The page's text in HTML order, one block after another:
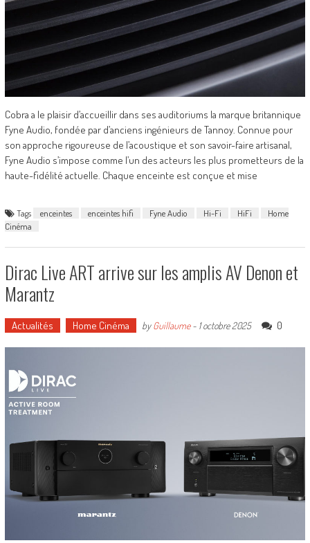
Cobra a le plaisir d’accueillir dans ses auditoriums la marque britannique
Fyne Audio, fondée par d’anciens ingénieurs de Tannoy. Connue pour
son approche rigoureuse de l’acoustique et son savoir-faire artisanal,
Fyne Audio s’impose comme l’un des acteurs les plus prometteurs de la
haute-fidélité actuelle. Chaque enceinte est conçue et mise
Tags enceintes enceintes hifi Fyne Audio Hi-Fi HiFi
Home
Cinéma
Dirac Live ART arrive sur les amplis AV Denon et
Marantz
Actualités Home Cinéma byGuillaume- 1 octobre 2025 0